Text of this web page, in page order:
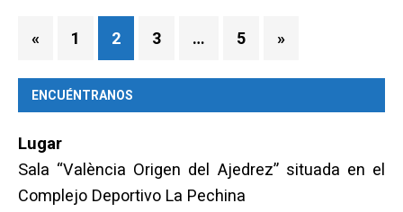
« 1 2 3 … 5 »
ENCUÉNTRANOS
Lugar
Sala “València Origen del Ajedrez” situada en el
Complejo Deportivo La Pechina